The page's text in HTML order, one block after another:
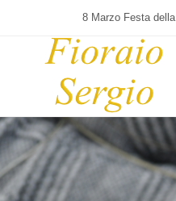
8 Marzo Festa